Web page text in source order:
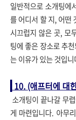
일반적으로 소개팅
를 어디서 할 지, 어떤
시끄럽지 않은 곳, 모
팅에 좋은 장소로 추
는 이유가 있는 것입니
10. (애프터에 대
소개팅이 끝나갈 무
게 마련입니다. 아무